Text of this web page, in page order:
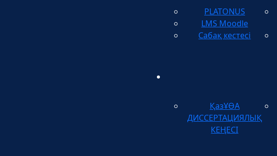
PLATONUS
LMS Moodle
Сабақ кестесі
ҚазҰӨА
ДИССЕРТАЦИЯЛЫҚ
КЕҢЕСІ